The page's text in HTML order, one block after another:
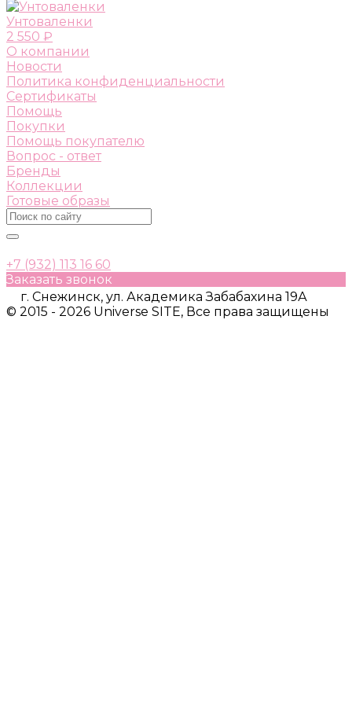
Унтоваленки
2 550 ₽
О компании
Новости
Политика конфиденциальности
Сертификаты
Помощь
Покупки
Помощь покупателю
Вопрос - ответ
Бренды
Коллекции
Готовые образы
+7 (932) 113 16 60
Заказать звонок
г. Снежинск, ул. Академика Забабахина 19А
© 2015 - 2026 Universe SITE, Все права защищены